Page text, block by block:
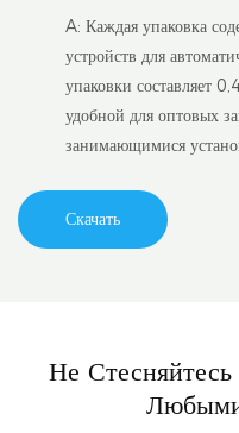
A: Каждая упаковка
устройств для
упаковки составляет
удобной для оптовых
занимающимися
Скачать
Не